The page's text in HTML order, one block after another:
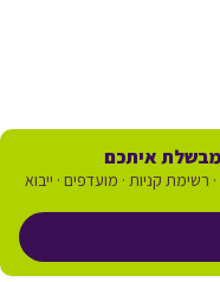
איתכם
קניות · מועדפים · ייבוא